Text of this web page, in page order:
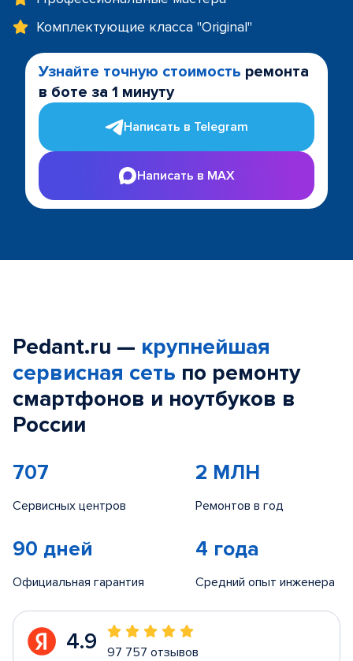
Комплектующие класса "Original"
Узнайте точную стоимость ремонта
в боте за 1 минуту
Написать в Telegram
Написать в MAX
Pedant.ru — крупнейшая
сервисная сеть по ремонту
смартфонов и ноутбуков в
России
707
Сервисных центров
2 МЛН
Ремонтов в год
90 дней
Официальная гарантия
4 года
Средний опыт инженера
4.9 97 757 отзывов